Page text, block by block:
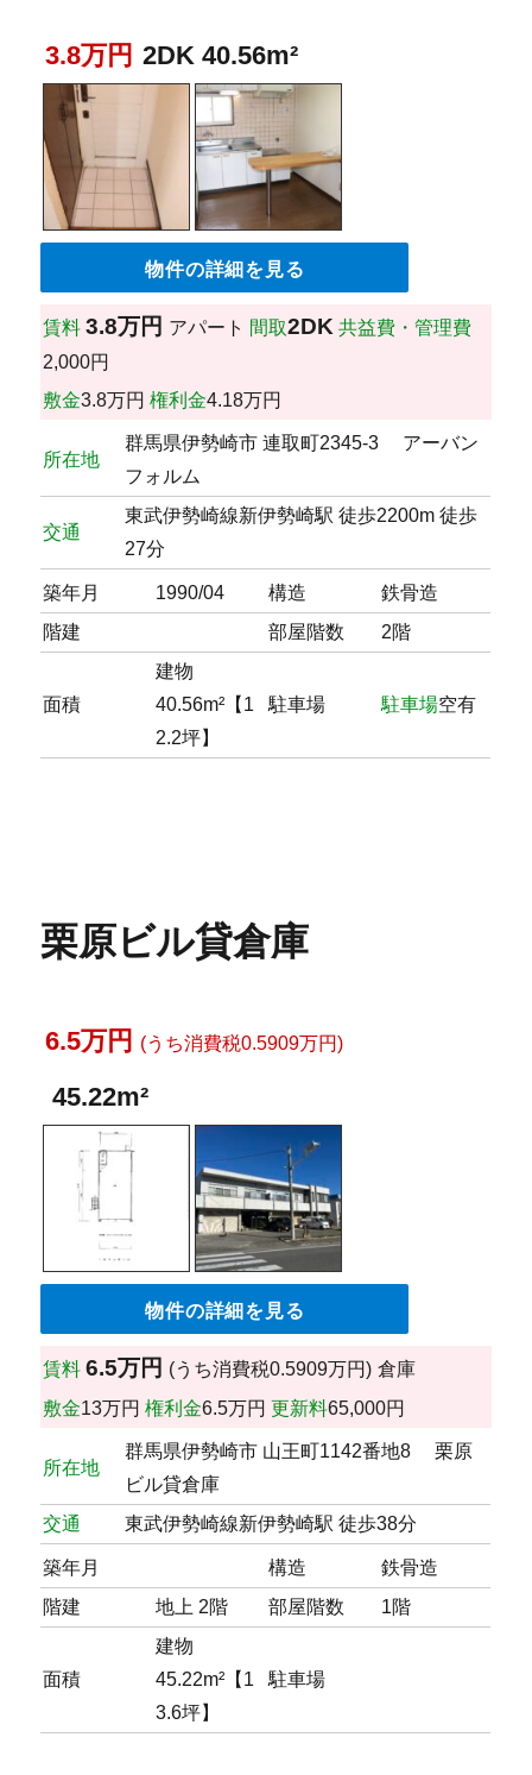
3.8万円 2DK 40.56m²
物件の詳細を見る
賃料 3.8万円 アパート 間取2DK 共益費・管理費
2,000円
敷金3.8万円 権利金4.18万円
所在地
群馬県伊勢崎市 連取町2345-3 アーバン
フォルム
交通
東武伊勢崎線新伊勢崎駅 徒歩2200m 徒歩
27分
築年月 1990/04 構造
鉄骨造
階建
部屋階数 2階
面積
建物
40.56m²【1
2.2坪】
駐車場 駐車場空有
栗原ビル貸倉庫
6.5万円 (うち消費税0.5909万円)
45.22m²
物件の詳細を見る
賃料 6.5万円 (うち消費税0.5909万円) 倉庫
敷金13万円 権利金6.5万円 更新料65,000円
所在地
群馬県伊勢崎市 山王町1142番地8 栗原
ビル貸倉庫
交通
東武伊勢崎線新伊勢崎駅 徒歩38分
築年月 構造
鉄骨造
階建
地上 2階 部屋階数 1階
面積
建物
45.22m²【1
3.6坪】
駐車場